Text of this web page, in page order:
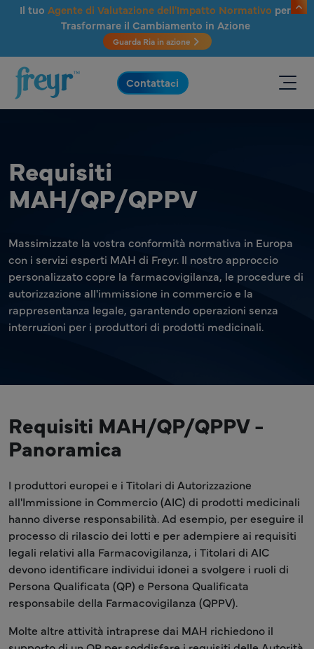
Salta al contenuto principale
Il tuo Agente di Valutazione dell'Impatto Normativo per
Trasformare il Cambiamento in Azione
Guarda Ria in azione
.
Contattaci
Requisiti
MAH/QP/QPPV
Massimizzate la vostra conformità normativa in Europa
con i servizi esperti MAH di Freyr. Il nostro approccio
personalizzato copre la farmacovigilanza, le procedure di
autorizzazione all'immissione in commercio e la
rappresentanza legale, garantendo operazioni senza
interruzioni per i produttori di prodotti medicinali.
Requisiti MAH/QP/QPPV -
Panoramica
I produttori europei e i Titolari di Autorizzazione
all'Immissione in Commercio (AIC) di prodotti medicinali
hanno diverse responsabilità. Ad esempio, per eseguire il
processo di rilascio dei lotti e per adempiere ai requisiti
legali relativi alla Farmacovigilanza, i Titolari di AIC
devono identificare individui idonei a svolgere i ruoli di
Persona Qualificata (QP) e Persona Qualificata
responsabile della Farmacovigilanza (QPPV).
Molte altre attività intraprese dai MAH richiedono il